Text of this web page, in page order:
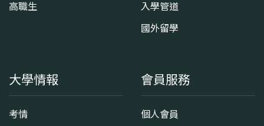
高職生
入學管道
國外留學
大學情報
考情
會員服務
個人會員